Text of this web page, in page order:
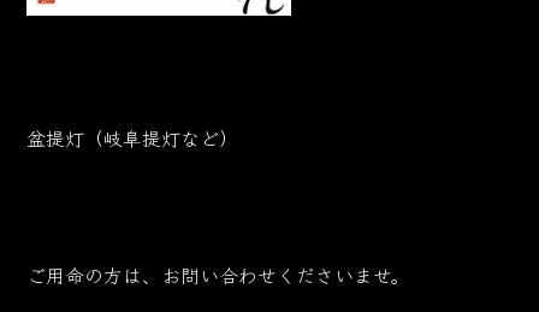
盆提灯（岐阜提灯など）
ご用命の方は、お問い合わせくださいませ。